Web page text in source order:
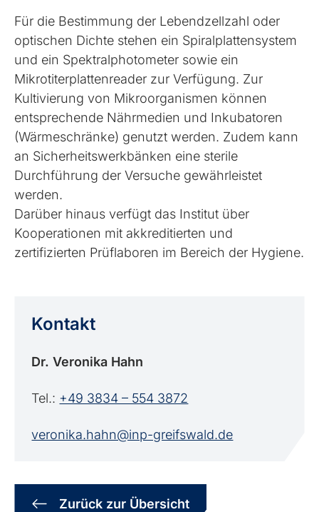
Für die Bestimmung der Lebendzellzahl oder
optischen Dichte stehen ein Spiralplattensystem
und ein Spektralphotometer sowie ein
Mikrotiterplattenreader zur Verfügung. Zur
Kultivierung von Mikroorganismen können
entsprechende Nährmedien und Inkubatoren
(Wärmeschränke) genutzt werden. Zudem kann
an Sicherheitswerkbänken eine sterile
Durchführung der Versuche gewährleistet
werden.
Darüber hinaus verfügt das Institut über
Kooperationen mit akkreditierten und
zertifizierten Prüflaboren im Bereich der Hygiene.
Kontakt
Dr. Veronika Hahn
Tel.: +49 3834 – 554 3872
veronika.hahn@inp-greifswald.de
Zurück zur Übersicht